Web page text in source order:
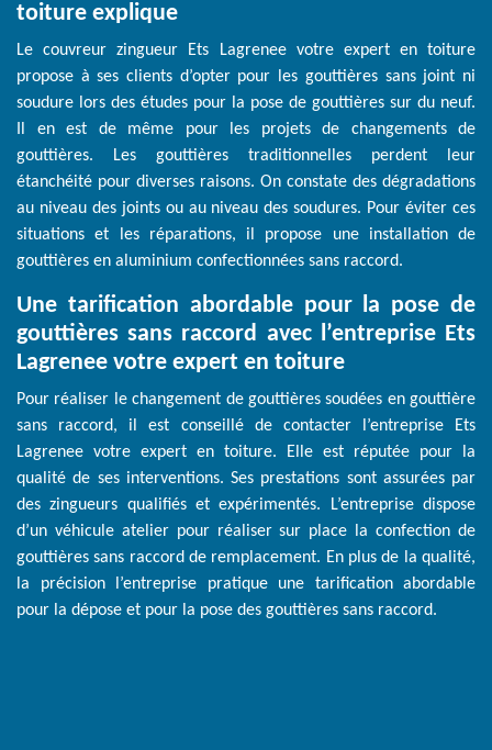
toiture explique
Le couvreur zingueur Ets Lagrenee votre expert en toiture
propose à ses clients d’opter pour les gouttières sans joint ni
soudure lors des études pour la pose de gouttières sur du neuf.
Il en est de même pour les projets de changements de
gouttières. Les gouttières traditionnelles perdent leur
étanchéité pour diverses raisons. On constate des dégradations
au niveau des joints ou au niveau des soudures. Pour éviter ces
situations et les réparations, il propose une installation de
gouttières en aluminium confectionnées sans raccord.
Une tarification abordable pour la pose de
gouttières sans raccord avec l’entreprise Ets
Lagrenee votre expert en toiture
Pour réaliser le changement de gouttières soudées en gouttière
sans raccord, il est conseillé de contacter l’entreprise Ets
Lagrenee votre expert en toiture. Elle est réputée pour la
qualité de ses interventions. Ses prestations sont assurées par
des zingueurs qualifiés et expérimentés. L’entreprise dispose
d’un véhicule atelier pour réaliser sur place la confection de
gouttières sans raccord de remplacement. En plus de la qualité,
la précision l’entreprise pratique une tarification abordable
pour la dépose et pour la pose des gouttières sans raccord.